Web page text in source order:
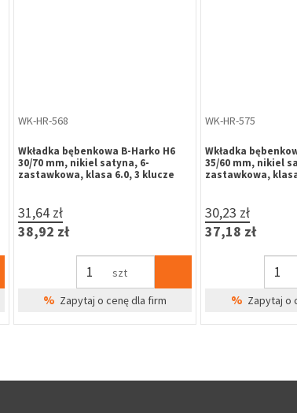
ZW-AA-070
Zwora elektromagnetyczna Yale
US06 270kg 12-24V DC
198,54 zł
244,20 zł
szt
Cena Specjalna
PL-AA-030
Kątownik
Yale US06 270kg,
przeciwnej do
57,14 zł
70,28 zł
Cena